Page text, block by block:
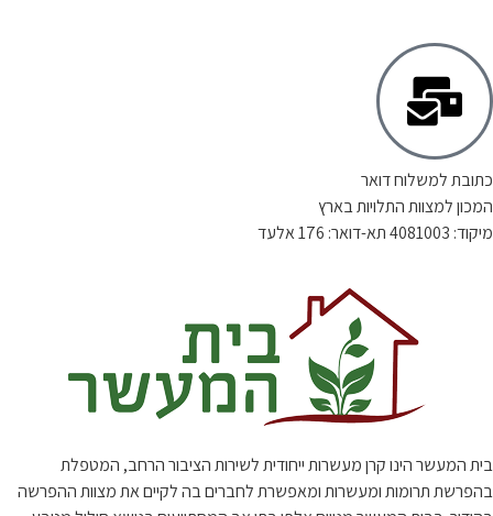
כתובת למשלוח דואר
המכון למצוות התלויות בארץ
מיקוד: 4081003 תא-דואר: 176 אלעד
בית המעשר הינו קרן מעשרות ייחודית לשירות הציבור הרחב, המטפלת
בהפרשת תרומות ומעשרות ומאפשרת לחברים בה לקיים את מצוות ההפרשה